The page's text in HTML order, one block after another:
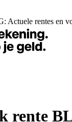
Actuele rentes en
rente